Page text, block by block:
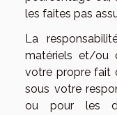
les faites pas
La
matériels et/ou
votre propre fait
sous votre
ou pour les